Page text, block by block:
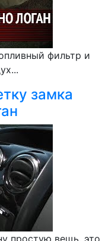
фильтр и
замка
простую вещь, это